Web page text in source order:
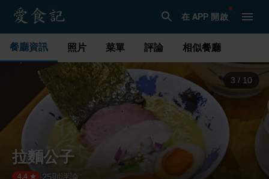
在 APP 開啟
餐廳資訊 照片 菜單 評論 相似餐廳
4 / 10
拉麵公子
4.4 25則評論